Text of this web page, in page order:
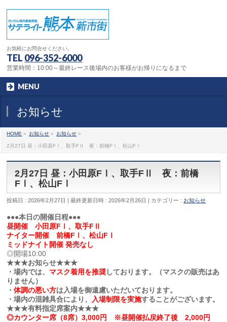
お気軽にお問合せください。
TEL 096-352-6000
営業時間：10:00～最終レース後場内のお客様がお帰りになるまで
MENU
お知らせ
HOME » お知らせ » お知らせ »
2月27日 昼：小田原FⅠ、取手FⅡ 夜：前橋FⅠ、松山FⅠ
2月27日 昼：小田原FⅠ、取手FⅡ 夜：前橋
FⅠ、松山FⅠ
投稿日 : 2026年2月27日 最終更新日時 : 2026年2月26日 カテゴリー : お知らせ
●●●本日の開催日程●●●
昼開催 小田原FⅠ、取手FⅡ
ナイター開催 前橋FⅠ、松山FⅠ
ミッドナイト開催 発売なし
◎開場10:00
★★★お知らせ★★★
・場内では、 マスク着用を推奨しております。（マスクの販売はあ
りません）
・体調の悪い方は入場を御遠慮いただいております。
・場内の混雑具合により、
入場制限を実施することがございます。
★★★有料指定席案内★★★
◎カウンター席（8席）3,000円 ※昼開催払戻終了後 2,000円